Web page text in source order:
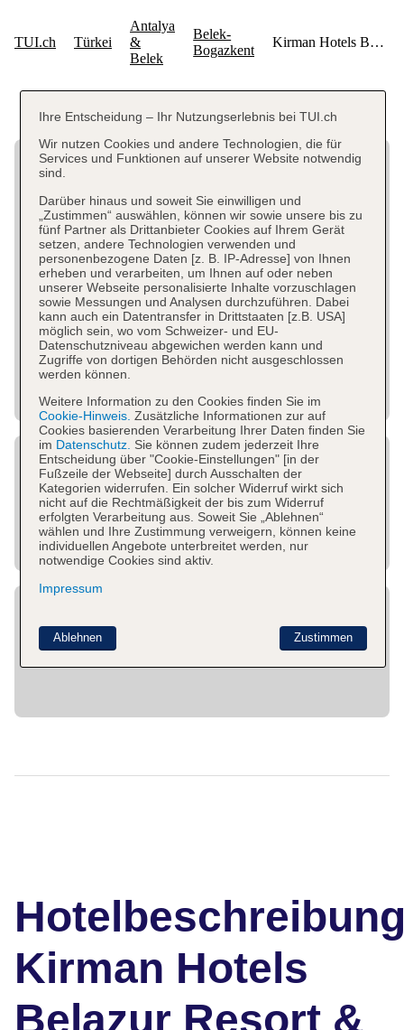
Kirman Hotels
Belazur Resort &
Ihre Entscheidung – Ihr Nutzungserlebnis bei TUI.ch
Wir nutzen Cookies und andere Technologien, die für
Services und Funktionen auf unserer Website notwendig
sind.
Darüber hinaus und soweit Sie einwilligen und
„Zustimmen“ auswählen, können wir sowie unsere bis zu
fünf Partner als Drittanbieter Cookies auf Ihrem Gerät
setzen, andere Technologien verwenden und
personenbezogene Daten [z. B. IP-Adresse] von Ihnen
erheben und verarbeiten, um Ihnen auf oder neben
unserer Webseite personalisierte Inhalte vorzuschlagen
sowie Messungen und Analysen durchzuführen. Dabei
kann auch ein Datentransfer in Drittstaaten [z.B. USA]
möglich sein, wo vom Schweizer- und EU-
Datenschutzniveau abgewichen werden kann und
Zugriffe von dortigen Behörden nicht ausgeschlossen
werden können.
Weitere Information zu den Cookies finden Sie im
Cookie-Hinweis. Zusätzliche Informationen zur auf
Cookies basierenden Verarbeitung Ihrer Daten finden Sie
im Datenschutz. Sie können zudem jederzeit Ihre
Entscheidung über "Cookie-Einstellungen" [in der
Fußzeile der Webseite] durch Ausschalten der
Kategorien widerrufen. Ein solcher Widerruf wirkt sich
nicht auf die Rechtmäßigkeit der bis zum Widerruf
erfolgten Verarbeitung aus. Soweit Sie „Ablehnen“
wählen und Ihre Zustimmung verweigern, können keine
individuellen Angebote unterbreitet werden, nur
notwendige Cookies sind aktiv.
Impressum
Zustimmen
Ablehnen